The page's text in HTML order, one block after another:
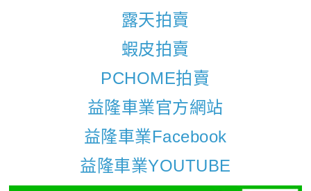
露天拍賣
蝦皮拍賣
PCHOME拍賣
益隆車業官方網站
益隆車業Facebook
益隆車業YOUTUBE